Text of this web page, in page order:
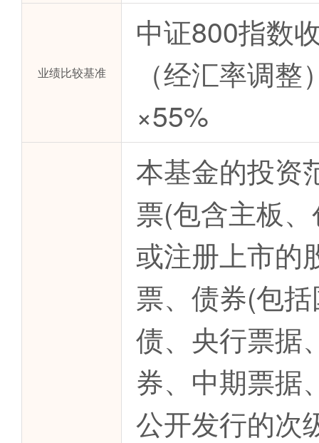
业绩比较基准
中证800指数
（经汇率调
×55%
本基金的投资
票(包含主板
或注册上市的
票、债券(包
债、央行票据
券、中期票据
公开发行的次